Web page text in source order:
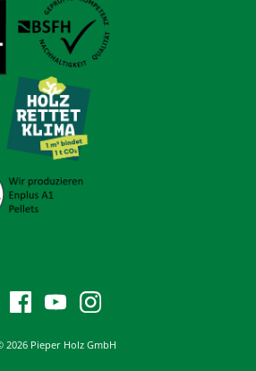
2026 Pieper Holz GmbH